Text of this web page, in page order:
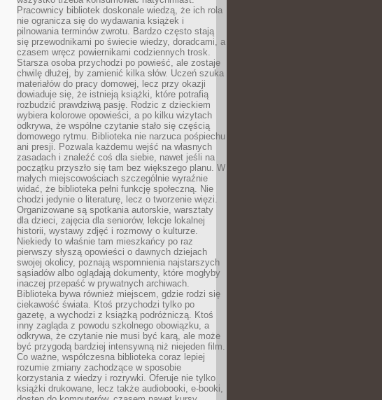
Pracownicy bibliotek doskonale wiedzą, że ich rola
nie ogranicza się do wydawania książek i
pilnowania terminów zwrotu. Bardzo często stają
się przewodnikami po świecie wiedzy, doradcami, a
czasem wręcz powiernikami codziennych trosk.
Starsza osoba przychodzi po powieść, ale zostaje
chwilę dłużej, by zamienić kilka słów. Uczeń szuka
materiałów do pracy domowej, lecz przy okazji
dowiaduje się, że istnieją książki, które potrafią
rozbudzić prawdziwą pasję. Rodzic z dzieckiem
wybiera kolorowe opowieści, a po kilku wizytach
odkrywa, że wspólne czytanie stało się częścią
domowego rytmu. Biblioteka nie narzuca pośpiechu
ani presji. Pozwala każdemu wejść na własnych
zasadach i znaleźć coś dla siebie, nawet jeśli na
początku przyszło się tam bez większego planu. W
małych miejscowościach szczególnie wyraźnie
widać, że biblioteka pełni funkcję społeczną. Nie
chodzi jedynie o literaturę, lecz o tworzenie więzi.
Organizowane są spotkania autorskie, warsztaty
dla dzieci, zajęcia dla seniorów, lekcje lokalnej
historii, wystawy zdjęć i rozmowy o kulturze.
Niekiedy to właśnie tam mieszkańcy po raz
pierwszy słyszą opowieści o dawnych dziejach
swojej okolicy, poznają wspomnienia najstarszych
sąsiadów albo oglądają dokumenty, które mogłyby
inaczej przepaść w prywatnych archiwach.
Biblioteka bywa również miejscem, gdzie rodzi się
ciekawość świata. Ktoś przychodzi tylko po
gazetę, a wychodzi z książką podróżniczą. Ktoś
inny zagląda z powodu szkolnego obowiązku, a
odkrywa, że czytanie nie musi być karą, ale może
być przygodą bardziej intensywną niż niejeden film.
Co ważne, współczesna biblioteka coraz lepiej
rozumie zmiany zachodzące w sposobie
korzystania z wiedzy i rozrywki. Oferuje nie tylko
książki drukowane, lecz także audiobooki, e-booki,